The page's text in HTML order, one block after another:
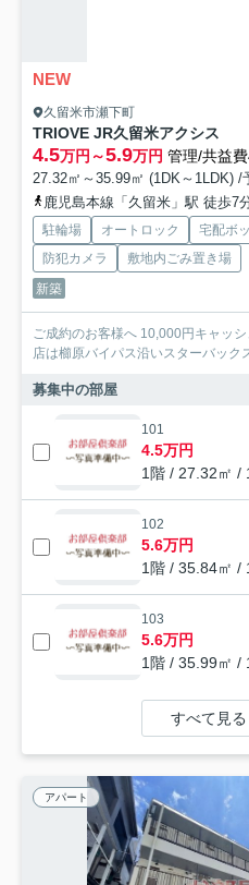
NEW
久留米市瀬下町
TRIOVE JR久留米アクシス
4.5万円～5.9万円 管理/共益
27.32㎡～35.99㎡ (1DK～1LDK) /
鹿児島本線「久留米」駅 徒歩7
駐輪場 オートロック 宅配ボ
防犯カメラ
敷地内ごみ置き場
新築
ご成約のお客様へ 10,000円キャッ
店は櫛原バイパス沿いスターバック
募集中の部屋
101
4.5万円
1階 / 27.32㎡ /
102
5.6万円
1階 / 35.84㎡ /
103
5.6万円
1階 / 35.99㎡ /
すべて見る
アパート